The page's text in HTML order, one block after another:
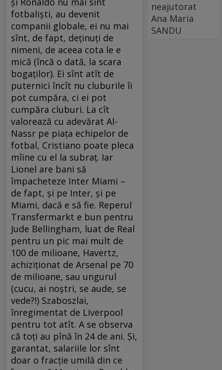
fotbalişti, au devenit
companii globale, ei nu mai
sînt, de fapt, deţinuţi de
nimeni, de aceea cota le e
mică (încă o dată, la scara
bogaţilor). Ei sînt atît de
puternici încît nu cluburile îi
pot cumpăra, ci ei pot
cumpăra cluburi. La cît
valorează cu adevărat Al-
Nassr pe piaţa echipelor de
fotbal, Cristiano poate pleca
mîine cu el la subraţ. Iar
Lionel are bani să
împacheteze Inter Miami –
de fapt, şi pe Inter, şi pe
Miami, dacă e să fie. Reperul
Transfermarkt e bun pentru
Jude Bellingham, luat de Real
pentru un pic mai mult de
100 de milioane, Havertz,
achiziţionat de Arsenal pe 70
de milioane, sau ungurul
(cucu, ai noştri, se aude, se
vede?!) Szaboszlai,
înregimentat de Liverpool
pentru tot atît. A se observa
că toţi au pînă în 24 de ani. Şi,
garantat, salariile lor sînt
doar o fracţie umilă din ce
neajutorat
Ana Maria
SANDU